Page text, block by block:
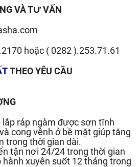
VÀ TƯ VẤN
hoặc ( 0282 ).253.71.61
THEO YÊU CẦU
lắp ráp ngàm được sơn tĩnh
cong vênh ở bề mặt giúp tăng
trong thời gian dài.
tận nơi 24/24 trong thời gian
xuyên suốt 12 tháng trong